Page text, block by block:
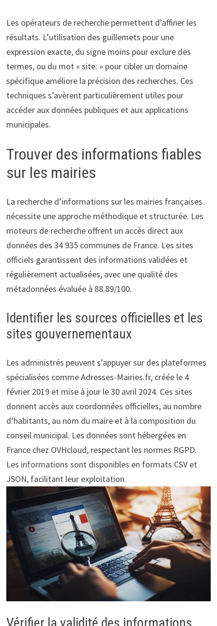
Les opérateurs de recherche permettent d’affiner les
résultats. L’utilisation des guillemets pour une
expression exacte, du signe moins pour exclure des
termes, ou du mot « site: » pour cibler un domaine
spécifique améliore la précision des recherches. Ces
techniques s’avèrent particulièrement utiles pour
accéder aux données publiques et aux applications
municipales.
Trouver des informations fiables
sur les mairies
La recherche d’informations sur les mairies françaises
nécessite une approche méthodique et structurée. Les
moteurs de recherche offrent un accès direct aux
données des 34 935 communes de France. Les sites
officiels garantissent des informations validées et
régulièrement actualisées, avec une qualité des
métadonnées évaluée à 88.89/100.
Identifier les sources officielles et les
sites gouvernementaux
Les administrés peuvent s’appuyer sur des plateformes
spécialisées comme Adresses-Mairies.fr, créée le 4
février 2019 et mise à jour le 30 avril 2024. Ces sites
donnent accès aux coordonnées officielles, au nombre
d’habitants, au nom du maire et à la composition du
conseil municipal. Les données sont hébergées en
France chez OVHcloud, respectant les normes RGPD.
Les informations sont disponibles en formats CSV et
JSON, facilitant leur exploitation.
Vérifier la validité des informations